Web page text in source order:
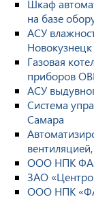
Шкаф
на базе
АСУ
Новокузнецк
Газовая
приборов
АСУ
Система
Самара
ООО НПК
ЗАО
ООО НПК